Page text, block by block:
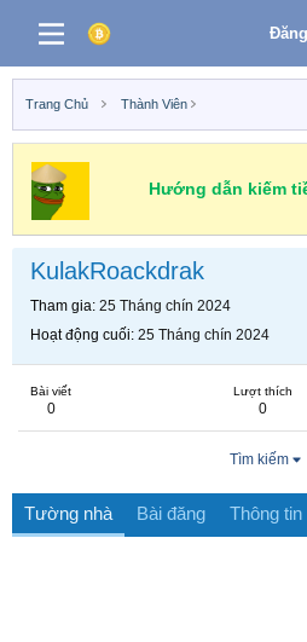
Trang Chủ Thành Viên
Hướng dẫn kiếm
KulakRoackdrak
Tham gia 25 Tháng chín 2024
Hoạt động cuối 25 Tháng chín 2024
Bài viết
0
Lượt thích
0
Tìm kiếm
Tường nhà Bài đăng Thông tin